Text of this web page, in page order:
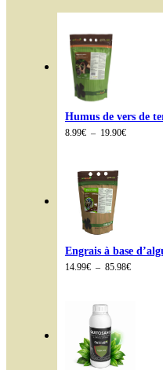
Humus de vers de
8.99€ – 19.90€Plage
Engrais à base
14.99€ – 85.98€Plage